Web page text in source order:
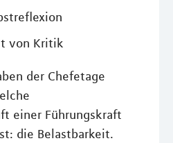
von Kritik
der Chefetage
einer Führungskraft
die Belastbarkeit.